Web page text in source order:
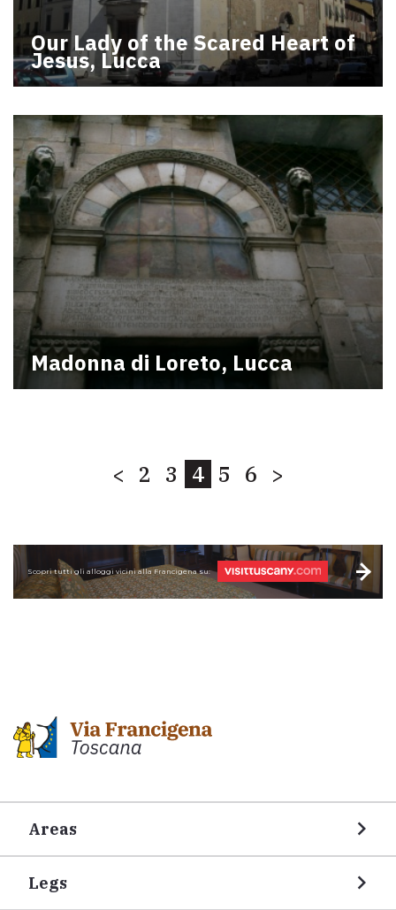
Our Lady of the Scared Heart of
Jesus, Lucca
Madonna di Loreto, Lucca
< 2 3 4 5 6 >
Scopri tutti gli alloggi vicini alla Francigena su:
Areas
Legs